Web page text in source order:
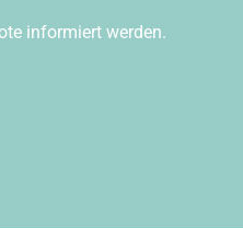
informiert werden.